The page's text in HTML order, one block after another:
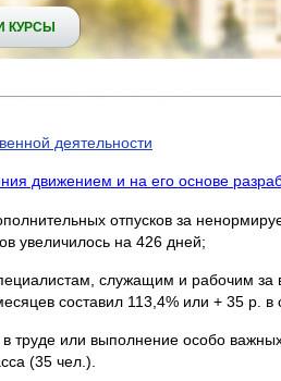
КУРСЫ
деятельности
движением и на его основе
отпусков за
увеличилось на 426 дней;
служащим и рабочим
составил 113,4% или + 35 р.
в труде или выполнение особо
(35 чел.).